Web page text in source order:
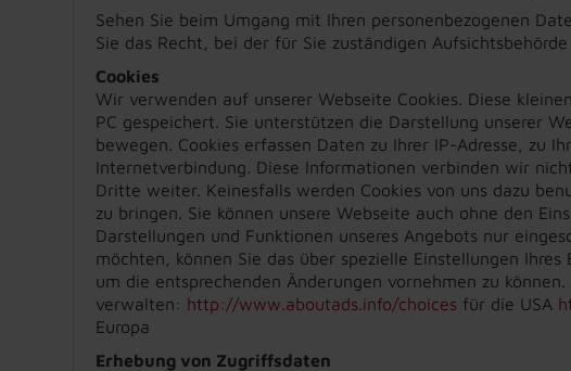
Sehen Sie beim Umgang mit Ihren personenbezogenen
Sie das Recht, bei der für Sie zuständigen
Cookies
Wir verwenden auf unserer Webseite Cookies. Diese
PC gespeichert. Sie unterstützen die Darstellung unserer
bewegen. Cookies erfassen Daten zu Ihrer IP-Adresse, zu
Internetverbindung. Diese Informationen verbinden wir
Dritte weiter. Keinesfalls werden Cookies von uns dazu
zu bringen. Sie können unsere Webseite auch ohne den
Darstellungen und Funktionen unseres Angebots nur
möchten, können Sie das über spezielle Einstellungen
um die entsprechenden Änderungen vornehmen zu
verwalten: http://www.aboutads.info/choices für die USA
Europa
Erhebung von Zugriffsdaten